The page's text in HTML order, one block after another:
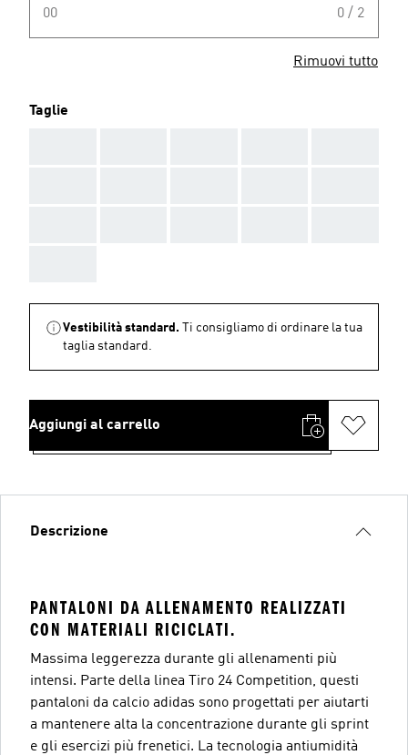
00 0 / 2
Rimuovi tutto
Taglie
Vestibilità standard.
Ti consigliamo di ordinare la tua
taglia standard.
Aggiungi al carrello
Descrizione
PANTALONI DA ALLENAMENTO REALIZZATI
CON MATERIALI RICICLATI.
Massima leggerezza durante gli allenamenti più
intensi. Parte della linea Tiro 24 Competition, questi
pantaloni da calcio adidas sono progettati per aiutarti
a mantenere alta la concentrazione durante gli sprint
e gli esercizi più frenetici. La tecnologia antiumidità